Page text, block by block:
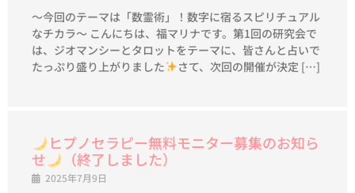
～今回のテーマは「数霊術」！数字に宿るスピリチュアル
なチカラ～ こんにちは、福マリナです。第1回の研究会で
は、ジオマンシーとタロットをテーマに、皆さんと占いで
たっぷり盛り上がりました
さて、次回の開催が決定 […]
ヒプノセラピー無料モニター募集のお知ら
せ
（終了しました）
2025年7月9日